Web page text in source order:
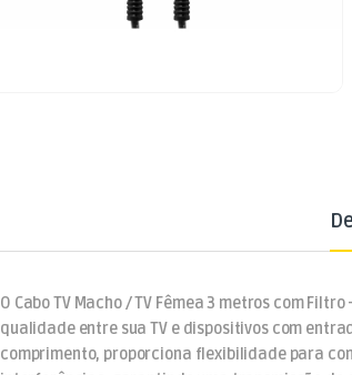
O Cabo TV Macho / TV Fêmea 3 metros com
qualidade entre sua TV e dispositivos com
comprimento, proporciona flexibilidade para